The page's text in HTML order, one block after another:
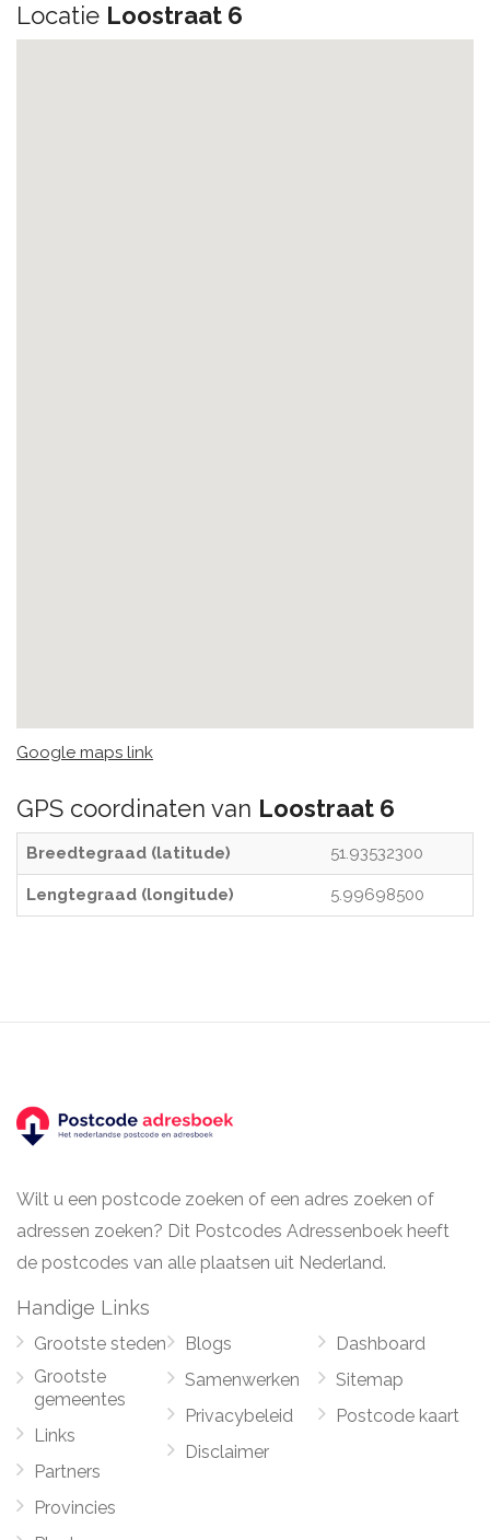
Locatie Loostraat 6
Google maps link
GPS coordinaten van Loostraat 6
Breedtegraad (latitude) 51.93532300
Lengtegraad (longitude) 5.99698500
Wilt u een postcode zoeken of een adres zoeken of
adressen zoeken? Dit Postcodes Adressenboek heeft
de postcodes van alle plaatsen uit Nederland.
Handige Links
Grootste steden
Grootste
gemeentes
Links
Partners
Provincies
Blogs
Samenwerken
Privacybeleid
Disclaimer
Dashboard
Sitemap
Postcode kaart